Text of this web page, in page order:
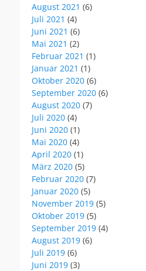
August 2021 (6)
Juli 2021 (4)
Juni 2021 (6)
Mai 2021 (2)
Februar 2021 (1)
Januar 2021 (1)
Oktober 2020 (6)
September 2020 (6)
August 2020 (7)
Juli 2020 (4)
Juni 2020 (1)
Mai 2020 (4)
April 2020 (1)
März 2020 (5)
Februar 2020 (7)
Januar 2020 (5)
November 2019 (5)
Oktober 2019 (5)
September 2019 (4)
August 2019 (6)
Juli 2019 (6)
Juni 2019 (3)